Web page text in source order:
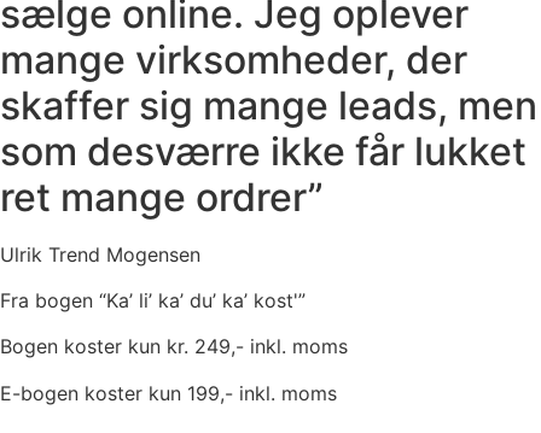
sælge online. Jeg oplever
mange virksomheder, der
skaffer sig mange leads, men
som desværre ikke får lukket
ret mange ordrer”
Ulrik Trend Mogensen
Fra bogen “Ka’ li’ ka’ du’ ka’ kost'”
Bogen koster kun kr. 249,- inkl. moms
E-bogen koster kun 199,- inkl. moms